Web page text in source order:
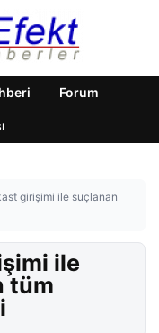
Forum
girişimi ile suçlanan
ile
tüm